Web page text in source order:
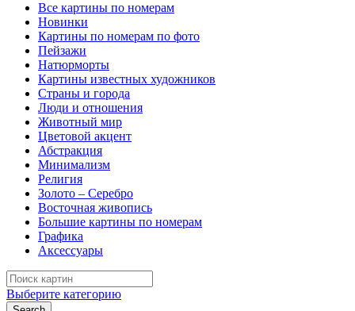
Все картины по номерам
Новинки
Картины по номерам по фото
Пейзажи
Натюрморты
Картины известных художников
Страны и города
Люди и отношения
Животный мир
Цветовой акцент
Абстракция
Минимализм
Религия
Золото – Серебро
Восточная живопись
Большие картины по номерам
Графика
Аксессуары
Search
for:
Выберите категорию